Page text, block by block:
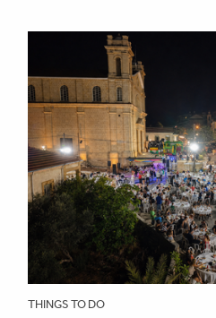
THINGS TO DO